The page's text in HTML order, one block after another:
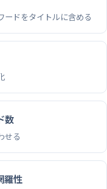
ードをタイトルに含める
数
せる
羅性